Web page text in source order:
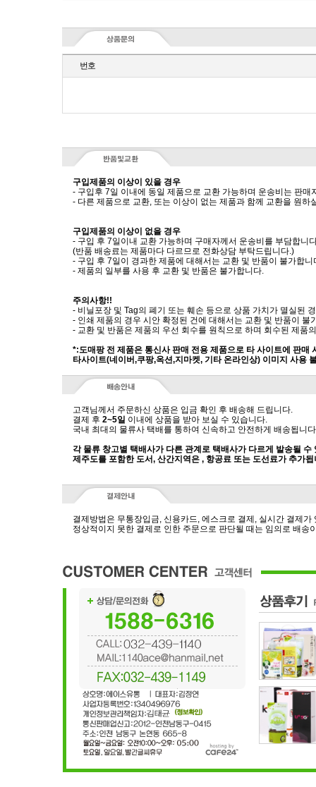
번호
구입제품의 이상이 있을 경우
- 구입후 7일 이내에 동일 제품으로 교환 가능하며 운송비는 판매
- 다른 제품으로 교환, 또는 이상이 없는 제품과 함께 교환을 원하
구입제품의 이상이 없을 경우
- 구입 후 7일이내 교환 가능하며 구매자께서 운송비를 부담합니
(반품 배송료는 제품마다 다르므로 전화상담 부탁드립니다.)
- 구입 후 7일이 경과한 제품에 대해서는 교환 및 반품이 불가합니
- 제품의 일부를 사용 후 교환 및 반품은 불가합니다.
주의사항!!
- 비닐포장 및 Tag의 폐기 또는 훼손 등으로 상품 가치가 멸실된
- 인쇄 제품의 경우 시안 확정된 건에 대해서는 교환 및 반품이 불
- 교환 및 반품은 제품의 우선 회수를 원칙으로 하며 회수된 제품
*:도매팡 전 제품은 통신사 판매 전용 제품으로 타 사이트에 판매
타사이트(네이버,쿠팡,옥션,지마켓, 기타 온라인상) 이미지 사용
고객님께서 주문하신 상품은 입금 확인 후 배송해 드립니다.
결제 후 2~5일 이내에 상품을 받아 보실 수 있습니다.
국내 최대의 물류사 택배를 통하여 신속하고 안전하게 배송됩니
각 물류 창고별 택배사가 다른 관계로 택배사가 다르게 발송될 수
제주도를 포함한 도서, 산간지역은 , 항공료 또는 도선료가 추가됩
결제방법은 무통장입금, 신용카드, 에스크로 결제, 실시간 결제가
정상적이지 못한 결제로 인한 주문으로 판단될 때는 임의로 배송